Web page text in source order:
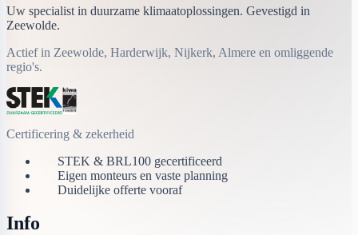
Uw specialist in duurzame klimaatoplossingen. Gevestigd in
Zeewolde.
Actief in Zeewolde, Harderwijk, Nijkerk, Almere en omliggende
regio's.
Certificering & zekerheid
STEK & BRL100 gecertificeerd
Eigen monteurs en vaste planning
Duidelijke offerte vooraf
Info